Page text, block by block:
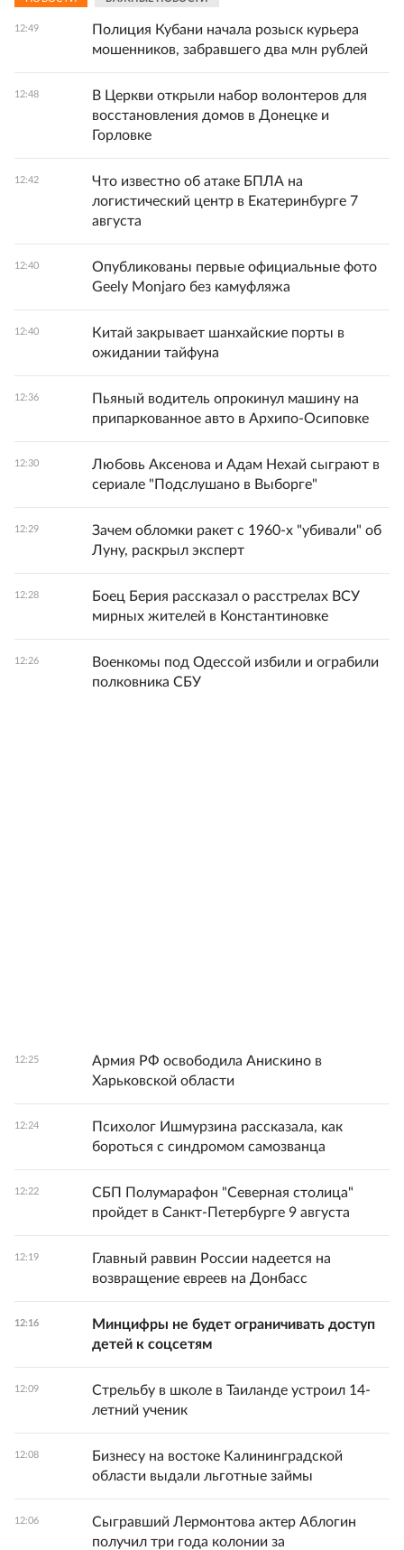
12:49
Полиция Кубани начала розыск курьера
мошенников, забравшего два млн рублей
12:48
В Церкви открыли набор волонтеров для
восстановления домов в Донецке и
Горловке
12:42
Что известно об атаке БПЛА на
логистический центр в Екатеринбурге 7
августа
12:40
Опубликованы первые официальные фото
Geely Monjaro без камуфляжа
12:40
Китай закрывает шанхайские порты в
ожидании тайфуна
12:36
Пьяный водитель опрокинул машину на
припаркованное авто в Архипо-Осиповке
12:30
Любовь Аксенова и Адам Нехай сыграют в
сериале "Подслушано в Выборге"
12:29
Зачем обломки ракет с 1960-х "убивали" об
Луну, раскрыл эксперт
12:28
Боец Берия рассказал о расстрелах ВСУ
мирных жителей в Константиновке
12:26
Военкомы под Одессой избили и ограбили
полковника СБУ
12:25
Армия РФ освободила Анискино в
Харьковской области
12:24
Психолог Ишмурзина рассказала, как
бороться с синдромом самозванца
12:22
СБП Полумарафон "Северная столица"
пройдет в Санкт-Петербурге 9 августа
12:19
Главный раввин России надеется на
возвращение евреев на Донбасс
12:16
Минцифры не будет ограничивать доступ
детей к соцсетям
12:09
Стрельбу в школе в Таиланде устроил 14-
летний ученик
12:08
Бизнесу на востоке Калининградской
области выдали льготные займы
12:06
Сыгравший Лермонтова актер Аблогин
получил три года колонии за